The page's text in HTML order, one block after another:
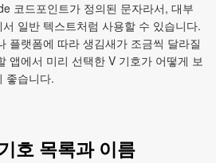
코드포인트가 정의된 문자라서, 대부
일반 텍스트처럼 사용할 수 있습니다.
플랫폼에 따라 생김새가 조금씩 달라질
앱에서 미리 선택한 V 기호가 어떻게 보
좋습니다.
호 목록과 이름